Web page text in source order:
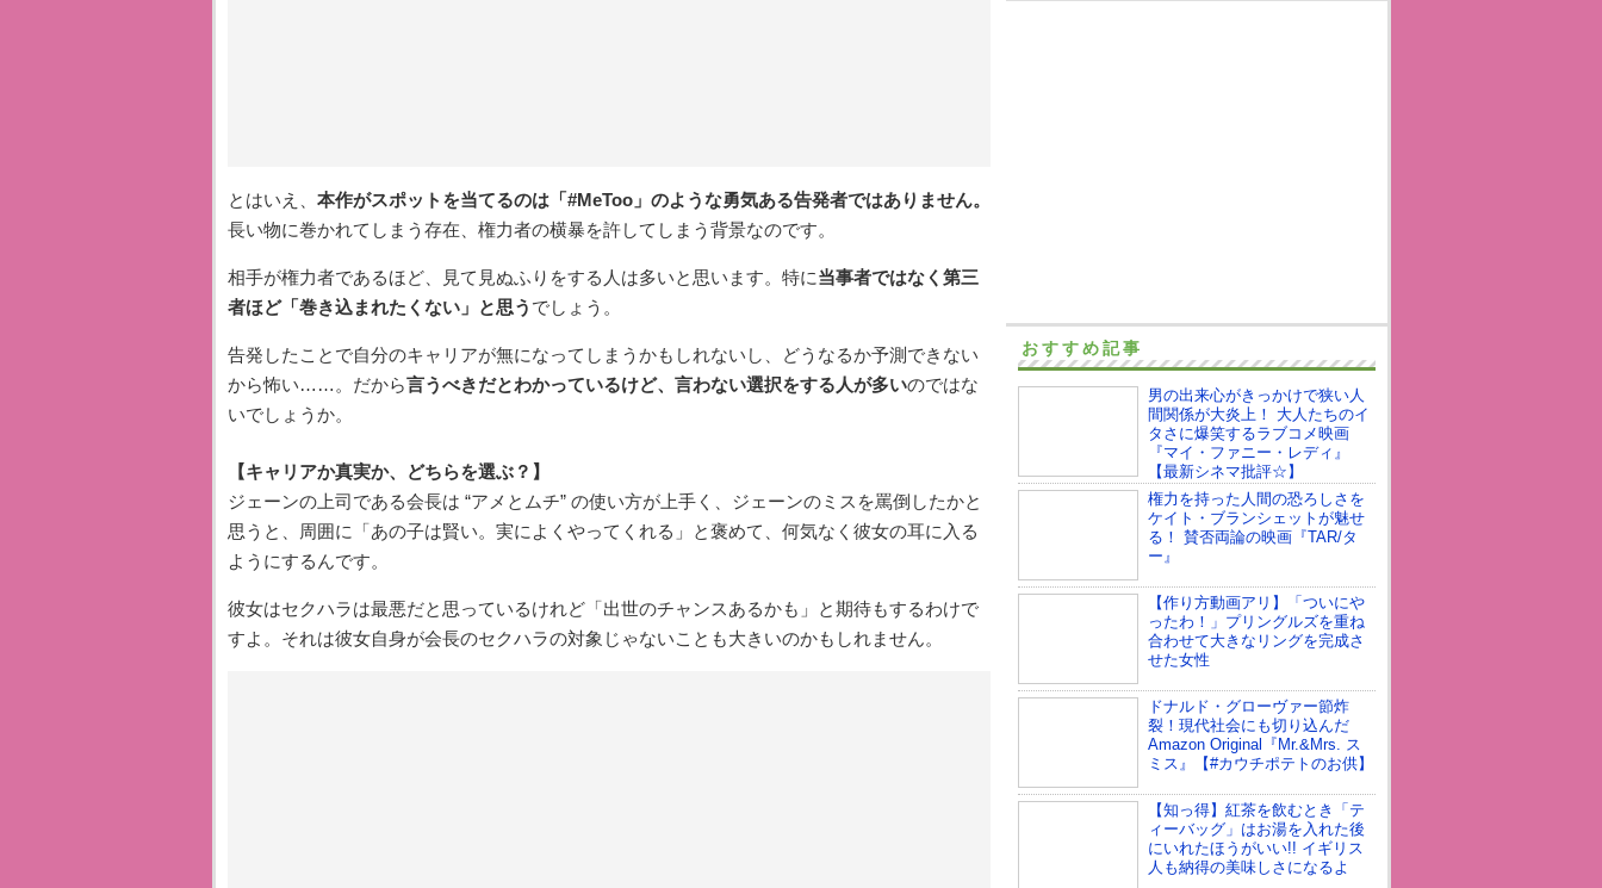
とはいえ、 本作がスポットを当てるのは「#MeToo」のような勇気ある告発者ではありません。
長い物に巻かれてしまう存在、権力者の横暴を許してしまう背景なのです。
相手が権力者であるほど、見て見ぬふりをする人は多いと思います。特に当事者ではなく第三
者ほど「巻き込まれたくない」と思う でしょう。
告発したことで自分のキャリアが無になってしまうかもしれないし、どうなるか予測できない
から怖い……。だから言うべきだとわかっているけど、言わない選択をする人が多いのではな
いでしょうか。
【キャリアか真実か、どちらを選ぶ？】
ジェーンの上司である会長は “アメとムチ” の使い方が上手く、ジェーンのミスを罵倒したかと
思うと、周囲に「あの子は賢い。実によくやってくれる」と褒めて、何気なく彼女の耳に入る
ようにするんです。
彼女はセクハラは最悪だと思っているけれど「出世のチャンスあるかも」と期待もするわけで
すよ。それは彼女自身が会長のセクハラの対象じゃないことも大きいのかもしれません。
おすすめ記事
男の出来心がきっかけで狭い人
間関係が大炎上！ 大人たちのイ
タさに爆笑するラブコメ映画
『マイ・ファニー・レディ』
【最新シネマ批評☆】
権力を持った人間の恐ろしさを
ケイト・ブランシェットが魅せ
る！ 賛否両論の映画『TAR/タ
ー』
【作り方動画アリ】「ついにや
ったわ！」プリングルズを重ね
合わせて大きなリングを完成さ
せた女性
ドナルド・グローヴァー節炸
裂！現代社会にも切り込んだ
Amazon Original『Mr.&Mrs. ス
ミス』【#カウチポテトのお供】
【知っ得】紅茶を飲むとき「テ
ィーバッグ」はお湯を入れた後
にいれたほうがいい!! イギリス
人も納得の美味しさになるよ